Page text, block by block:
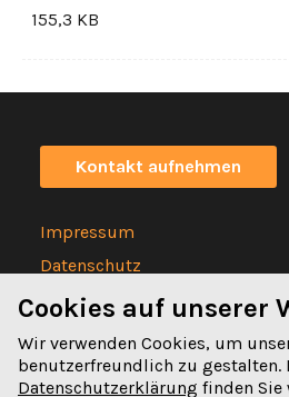
155,3 KB
Kontakt aufnehmen
Impressum
Datenschutz
Statuten
Cookies auf unserer
Wir verwenden Cookies, um
benutzerfreundlich zu gestalten.
Datenschutzerklärung finden Sie